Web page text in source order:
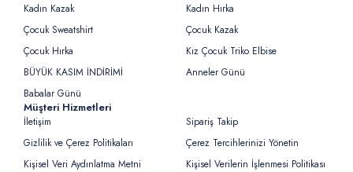
Kadın Kazak
Kadın Hırka
Çocuk Sweatshirt
Çocuk Kazak
Çocuk Hırka
Kız Çocuk Triko Elbise
BÜYÜK KASIM İNDİRİMİ
Anneler Günü
Babalar Günü
Müşteri Hizmetleri
İletişim
Sipariş Takip
Gizlilik ve Çerez Politikaları
Çerez Tercihlerinizi Yönetin
Kişisel Veri Aydınlatma Metni
Kişisel Verilerin İşlenmesi Politikası